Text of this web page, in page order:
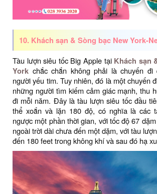
10. Khách sạn & Sòng bạc New York-
Tàu lượn siêu tốc Big Apple tại Khách sạn
York chắc chắn không phải là chuyến đi
người yếu tim. Tuy nhiên, đó là một chuyến
những người tìm kiếm cảm giác mạnh, thu
đi mỗi năm. Đây là tàu lượn siêu tốc đầu
thể xoắn và lặn 180 độ, có nghĩa là các
ngược một phần thời gian, với tốc độ 67
ngoài trời dài chưa đến một dặm, với tàu
đến 180 feet trong không khí và sau đó hạ